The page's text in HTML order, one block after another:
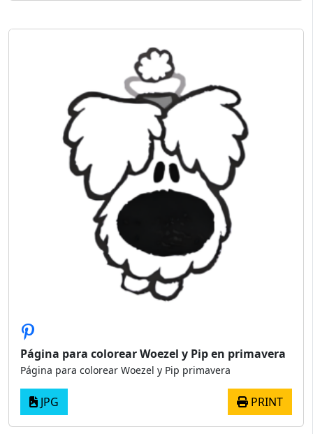
Página para colorear Woezel y Pip en primavera
Página para colorear Woezel y Pip primavera
JPG PRINT